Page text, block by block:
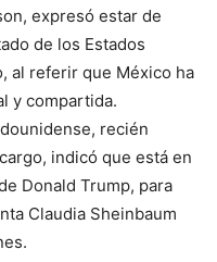
expresó estar de
de los Estados
al referir que México ha
y compartida.
recién
indicó que está en
Donald Trump, para
Claudia Sheinbaum